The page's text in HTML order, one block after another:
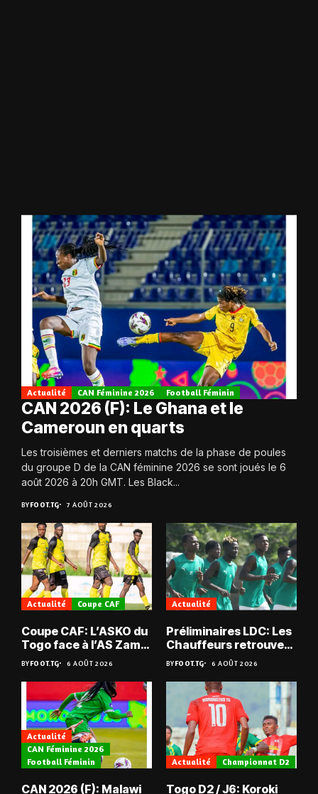
Actualité CAN Féminine 2026 Football Féminin
CAN 2026 (F): Le Ghana et le
Cameroun en quarts
Les troisièmes et derniers matchs de la phase de poules
du groupe D de la CAN féminine 2026 se sont joués le 6
août 2026 à 20h GMT. Les Black...
BYFOOT.TG 7 AOÛT 2026
Actualité Coupe CAF
Coupe CAF: L’ASKO du
Togo face à l’AS Zam
du Niger
BYFOOT.TG 6 AOÛT 2026
Actualité
Préliminaires LDC: Les
Chauffeurs retrouvent
les Mimos
BYFOOT.TG 6 AOÛT 2026
Actualité
CAN Féminine 2026
Football Féminin
CAN 2026 (F): Malawi
Actualité Championnat D2
Togo D2 / J6: Koroki